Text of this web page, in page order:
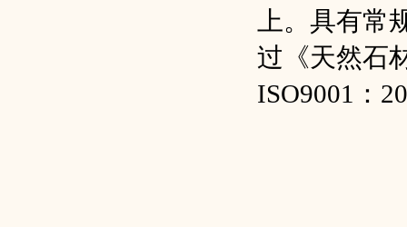
上。具有
过《天然石
ISO9001：